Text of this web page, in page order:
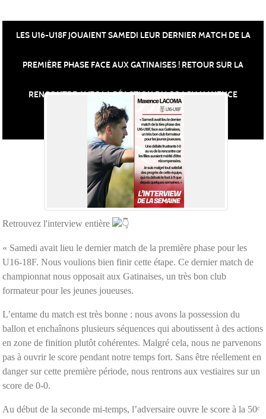
LES U16-U18F JOUAIENT SAMEDI LEUR DERNIER MATCH DE LA
PREMIÈRE PHASE FACE AUX GATINAISES ! RETOUR SUR LA
RENCONTRE AVEC LA RÉACTION DU COACH MAXENCE
LACOMA
Retrouvez l'interview entière
« Samedi avait lieu le dernier match de la première phase pour les
U16-18F. Nous voulions bien finir cette étape. Ce dernier match de
championnat nous opposait aux Gatinaises, un très bon club
formateur pour les jeunes joueuses.
L’entame du match est très bonne : nous avons la possession du
ballon et enchaînons plusieurs séquences qui aboutissent à des actions
en zone de finition plutôt cohérentes. Malgré cela, nous ne parvenons
pas à ouvrir le score pendant notre temps fort. Sans être réellement en
danger sur cette première période, nous rentrons aux vestiaires sur un
score de 0-0.
Au début de la seconde mi-temps, l’adversaire ouvre le score à la 50ᵉ